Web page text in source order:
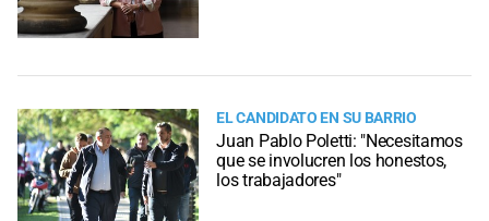
EL CANDIDATO EN SU BARRIO
Juan Pablo Poletti: "Necesitamos
que se involucren los honestos,
los trabajadores"